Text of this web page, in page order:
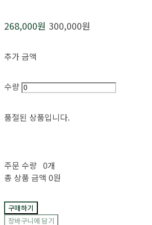
268,000원 300,000원
추가 금액
수량
품절된 상품입니다.
주문 수량 0개
총 상품 금액 0원
구매하기
장바구니에 담기